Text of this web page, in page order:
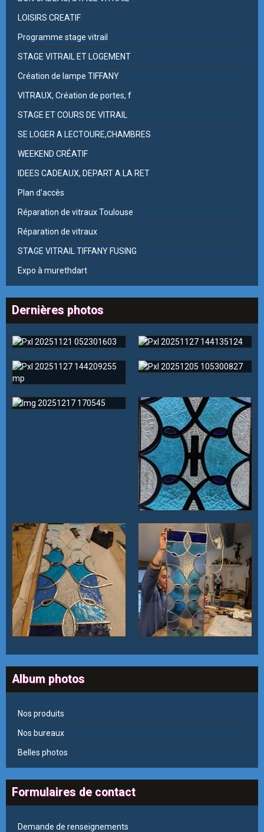
LOISIRS CREATIF
Programme stage vitrail
STAGE VITRAIL ET LOGEMENT
Création de lampe TIFFANY
VITRAUX, Création de portes, f
STAGE ET COURS DE VITRAIL
SE LOGER A LECTOURE,CHAMBRES
WEEKEND CRÉATIF
IDEES CADEAUX, DEPART A LA RET
Plan d'accès
Réparation de vitraux Toulouse
Réparation de vitraux
STAGE VITRAIL TIFFANY FUSING
Expo à murethdart
Dernières photos
Album photos
Nos produits
Nos bureaux
Belles photos
Formulaires de contact
Demande de renseignements